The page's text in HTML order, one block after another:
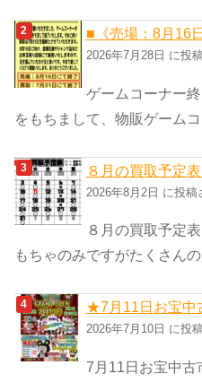
■《売場：8月16
2026年7月28日 に投
ゲームコーナー
をもちまして、物販ゲーム
８月の買取予定
2026年8月2日 に投稿
８月の買取予定
もちゃのみですがたくさん
★7月11日お宝中
2026年7月10日 に投
7月11日お宝中古